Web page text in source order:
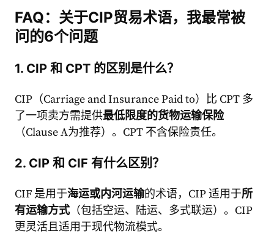
FAQ：关于CIP贸易术语，我最常被
问的6个问题
1. CIP 和 CPT 的区别是什么？
CIP（Carriage and Insurance Paid to）比 CPT 多
了一项卖方需提供最低限度的货物运输保险
（Clause A为推荐）。CPT 不含保险责任。
2. CIP 和 CIF 有什么区别？
CIF 是用于海运或内河运输的术语，CIP 适用于所
有运输方式（包括空运、陆运、多式联运）。CIP
更灵活且适用于现代物流模式。